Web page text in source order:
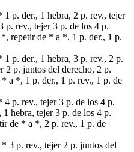
p. der., 1 hebra, 2 p. rev., tejer
p. rev., tejer 3 p. de los 4 p.
repetir de * a *, 1 p. der., 1 p.
p. der., 1 hebra, 3 p. rev., 2 p.
2 p. juntos del derecho, 2 p.
a *, 1 p. der., 1 p. rev., 1 p. de
p. rev., tejer 3 p. de los 4 p.
hebra, tejer 3 p. de los 4 p.
de * a *, 2 p. rev., 1 p. de
3 p. rev., tejer 2 p. juntos del